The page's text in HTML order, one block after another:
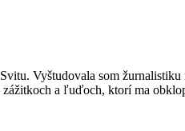
Vyštudovala som
a ľuďoch, ktorí ma